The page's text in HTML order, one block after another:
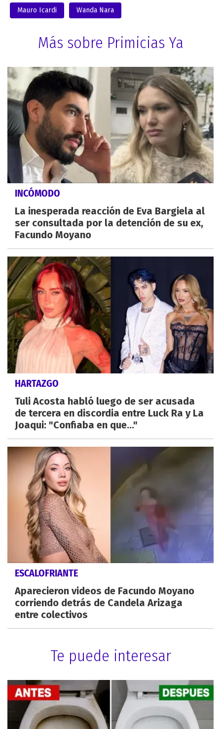
Mauro Icardi Wanda Nara
Más sobre Primicias Ya
INCÓMODO
La inesperada reacción de Eva Bargiela al
ser consultada por la detención de su ex,
Facundo Moyano
HARTAZGO
Tuli Acosta habló luego de ser acusada
de tercera en discordia entre Luck Ra y La
Joaqui: "Confiaba en que..."
ESCALOFRIANTE
Aparecieron videos de Facundo Moyano
corriendo detrás de Candela Arizaga
entre colectivos
Te puede interesar